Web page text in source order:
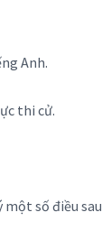
Anh.
thi cử.
số điều